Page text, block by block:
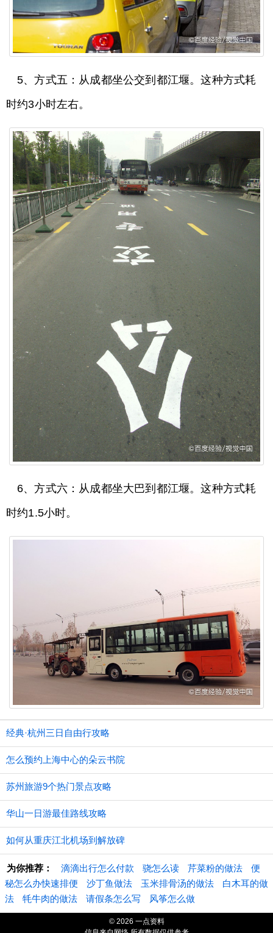
5、方式五：从成都坐公交到都江堰。这种方式耗
时约3小时左右。
6、方式六：从成都坐大巴到都江堰。这种方式耗
时约1.5小时。
经典·杭州三日自由行攻略
怎么预约上海中心的朵云书院
苏州旅游9个热门景点攻略
华山一日游最佳路线攻略
如何从重庆江北机场到解放碑
为你推荐： 滴滴出行怎么付款 骁怎么读 芹菜粉的做法
便
秘怎么办快速排便
沙丁鱼做法 玉米排骨汤的做法
白木耳的做
法
牦牛肉的做法 请假条怎么写 风筝怎么做
© 2026 一点资料